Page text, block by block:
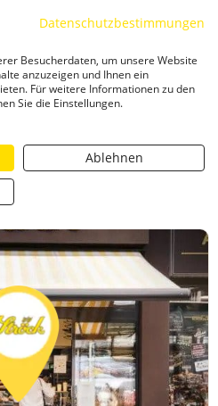
frauenstiftgasse/
share
Datenschutzbestimmungen
Besucherdaten, um unsere Website
anzuzeigen und Ihnen ein
Für weitere Informationen zu den
Sie die Einstellungen.
Ablehnen